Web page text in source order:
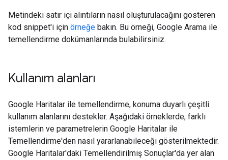
Metindeki satır içi alıntıların nasıl oluşturulacağını gösteren
kod snippet'i için örneğe bakın. Bu örneği, Google Arama ile
temellendirme dokümanlarında bulabilirsiniz.
Kullanım alanları
Google Haritalar ile temellendirme, konuma duyarlı çeşitli
kullanım alanlarını destekler. Aşağıdaki örneklerde, farklı
istemlerin ve parametrelerin Google Haritalar ile
Temellendirme'den nasıl yararlanabileceği gösterilmektedir.
Google Haritalar'daki Temellendirilmiş Sonuçlar'da yer alan